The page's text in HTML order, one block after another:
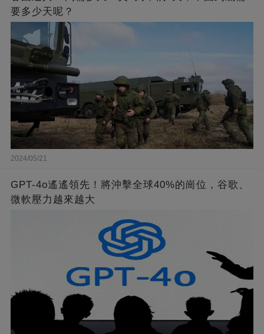
要多少天呢？
2024/05/21
GPT-4o遙遙領先！將沖擊全球40%的崗位，谷歌、
微軟壓力越來越大